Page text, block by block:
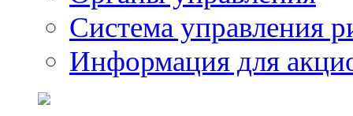
Система управления
Информация для